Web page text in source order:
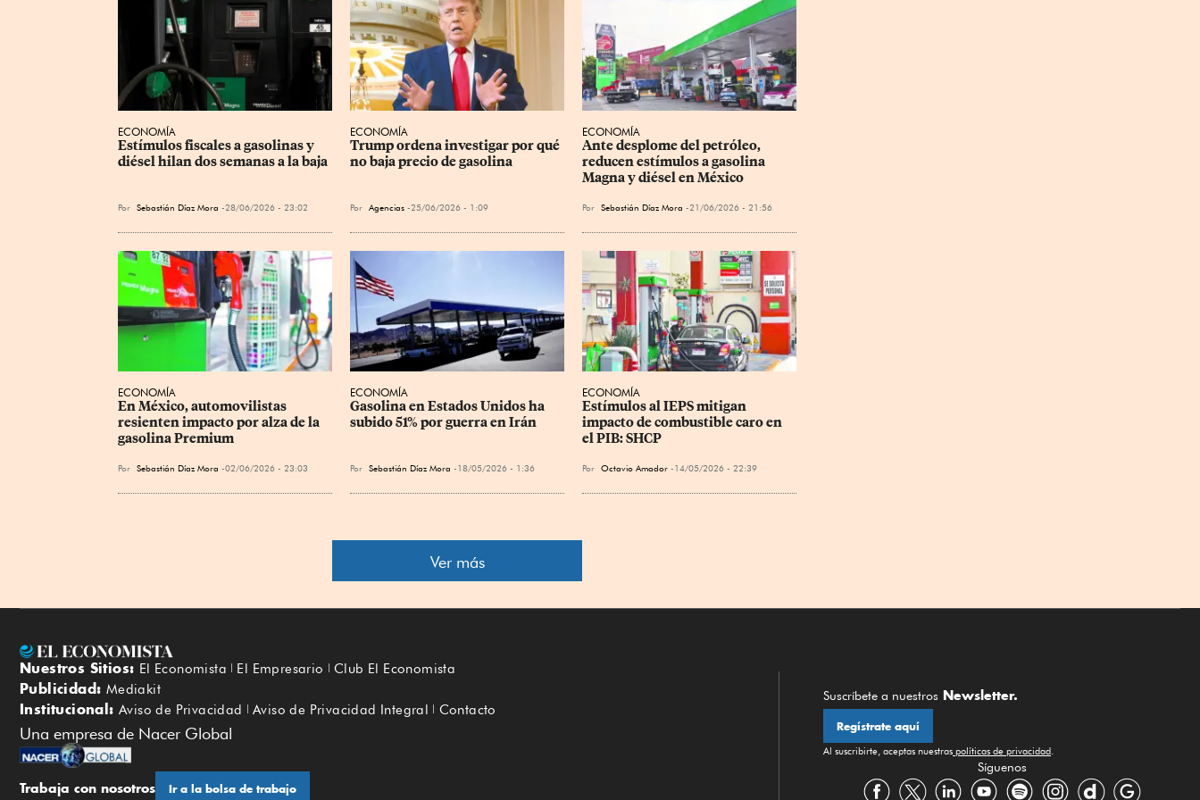
ECONOMÍA
Estímulos fiscales a gasolinas y
diésel hilan dos semanas a la baja
Por Sebastián Díaz Mora 28/06/2026 - 23:02
ECONOMÍA
Trump ordena investigar por qué
no baja precio de gasolina
Por Agencias 25/06/2026 - 1:09
ECONOMÍA
Ante desplome del petróleo,
reducen estímulos a gasolina
Magna y diésel en México
Por Sebastián Díaz Mora 21/06/2026 - 21:56
ECONOMÍA
En México, automovilistas
resienten impacto por alza de la
gasolina Premium
Por Sebastián Díaz Mora 02/06/2026 - 23:03
ECONOMÍA
Gasolina en Estados Unidos ha
subido 51% por guerra en Irán
Por Sebastián Díaz Mora 18/05/2026 - 1:36
ECONOMÍA
Estímulos al IEPS mitigan
impacto de combustible caro en
el PIB: SHCP
Por Octavio Amador 14/05/2026 - 22:39
Ver más
Nuestros Sitios: El Economista El Empresario Club El Economista
Publicidad: Mediakit
Institucional: Aviso de Privacidad Aviso de Privacidad Integral Contacto
Una empresa de Nacer Global
Trabaja con nosotros Ir a la bolsa de trabajo
Suscríbete a nuestros Newsletter.
Regístrate aquí
Al suscribirte, aceptas nuestras políticas de privacidad
Síguenos